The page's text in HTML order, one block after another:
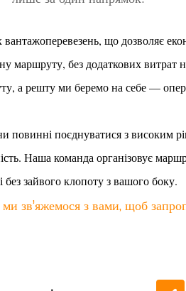
що дозволяє
маршруту, без додаткових витрат
а решту ми беремо на себе —
повинні поєднуватися з високим
Наша команда організовує
без зайвого клопоту з вашого боку.
зв’яжемося з вами, щоб